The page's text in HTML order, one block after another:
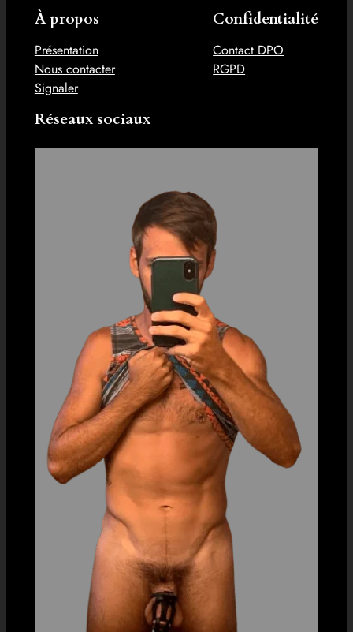
À propos
Présentation
Nous contacter
Signaler
Confidentialité
Contact DPO
RGPD
Réseaux sociaux